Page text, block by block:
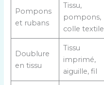
Pompons
et rubans
Tissu,
pompons,
colle textile
Doublure
en tissu
Tissu
imprimé,
aiguille, fil